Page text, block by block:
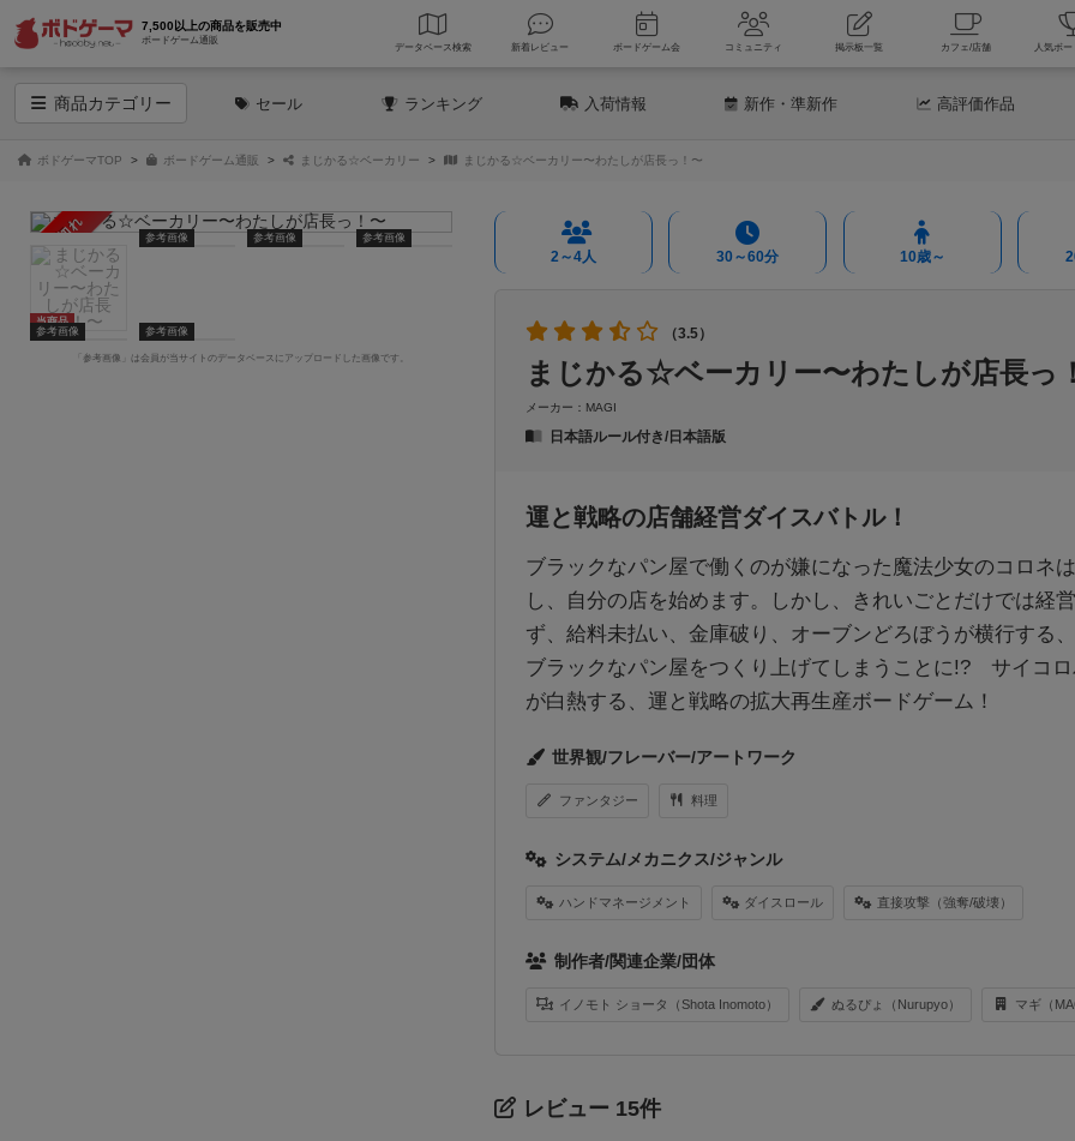
7,500以上の商品を販売中
ボードゲーム通販
データベース 検索 新着レビュー ボードゲーム会 コミュニティ 掲示板一覧 カフ
商品カテゴリー セール ランキング 入荷情報 新作 ・準新作 高評価作品
ボドゲーマTOP ボードゲーム通販 まじかる☆ベーカリー まじかる☆ベーカリー〜わたしが店長っ！〜
売り切れ
当商品
参考画像 参考画像 参考画像
参考画像 参考画像
「参考画像」は会員が当サイトのデータベースにアップロードした画像です。
2～4人 30～60分 10歳～
（3.5）
まじかる☆ベーカリー〜わたしが店長っ
メーカー：MAGI
日本語ルール付き/日本語版
運と戦略の店舗経営ダイスバトル！
ブラックなパン屋で働くのが嫌になった魔法少女のコロネ
し、自分の店を始めます。しかし、きれいごとだけでは経
ず、給料未払い、金庫破り、オーブンどろぼうが横行する
ブラックなパン屋をつくり上げてしまうことに!? サイコ
が白熱する、運と戦略の拡大再生産ボードゲーム！
世界観/フレーバー/アートワーク
ファンタジー 料理
システム/メカニクス/ジャンル
ハンドマネージメント ダイスロール 直接攻撃（強奪/破壊）
制作者/関連企業/団体
イノモト ショータ（Shota Inomoto） ぬるぴょ（Nurupyo） マギ（
レビュー 15件